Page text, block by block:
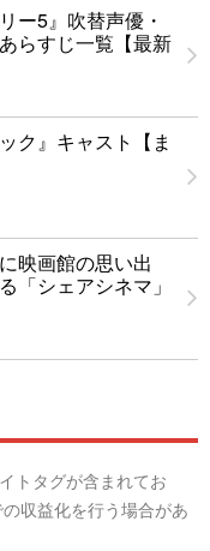
ー5』吹替声優・
らすじ一覧【最新
ク』キャスト【ま
映画館の思い出
「シェアシネマ」
トタグが含まれてお
収益化を行う場合があ